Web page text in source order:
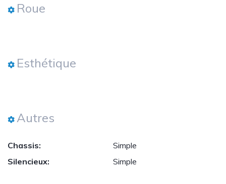
Roue
Esthétique
Autres
Chassis:
Simple
Silencieux:
Simple